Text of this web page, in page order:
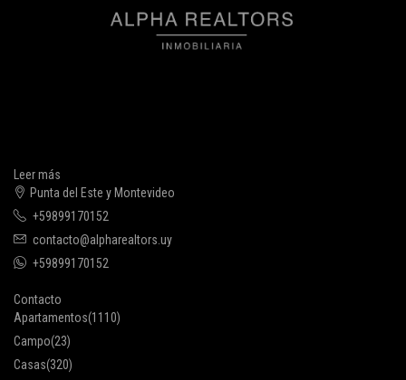
Leer más
Punta del Este y Montevideo
+59899170152
contacto@alpharealtors.uy
+59899170152
Contacto
Apartamentos(1110)
Campo(23)
Casas(320)